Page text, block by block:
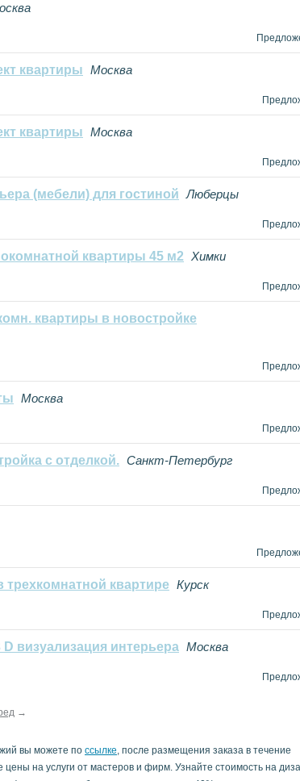
квартиры Москва
квартиры Москва
(мебели) для гостиной Люберцы
квартиры 45 м2 Химки
квартиры в новостройке
Москва
с отделкой. Санкт-Петербург
трехкомнатной квартире Курск
визуализация интерьера Москва
→
вы можете по ссылке, после размещения заказа в течение
цены на услуги от мастеров и фирм. Узнайте стоимость на